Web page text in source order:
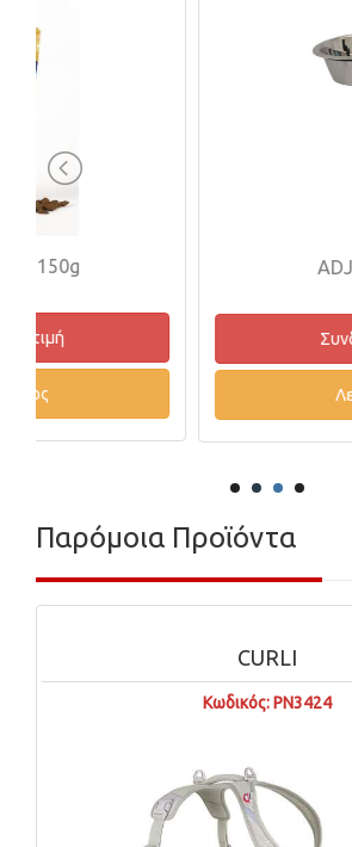
ADJUST. DINNER
Συνδεθείτε για να
Λεπτομέρειες
Παρόμοια Προϊόντα
CURLI
Κωδικός: PN3424